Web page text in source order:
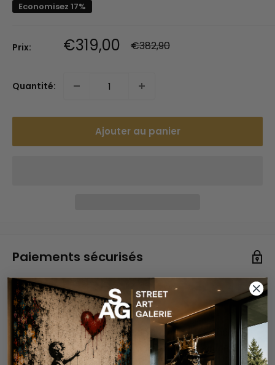
Economisez 17%
Prix: Prix
réduit
€319,00 Prix
normal
€382,90
Quantité:
Ajouter au panier
Paiements sécurisés
Vos informations de paiement sont gérées de manière
sécurisée. Nous ne stockons ni ne pouvons récupérer